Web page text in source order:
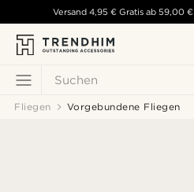
Suchen
Versand 4,95 € Gratis ab 59,00 €
Fliegen Vorgebundene Fliegen